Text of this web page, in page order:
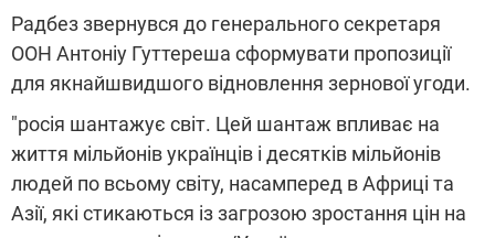
Радбез звернувся до генерального секретаря
ООН Антоніу Гуттереша сформувати пропозиції
для якнайшвидшого відновлення зернової угоди.
"росія шантажує світ. Цей шантаж впливає на
життя мільйонів українців і десятків мільйонів
людей по всьому світу, насамперед в Африці та
Азії, які стикаються із загрозою зростання цін на